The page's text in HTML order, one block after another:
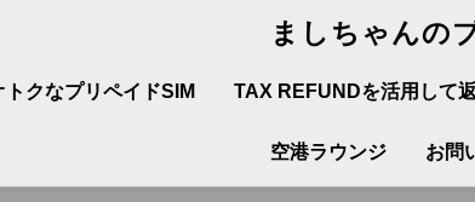
ましちゃんの
クなプリペイドSIM TAX REFUNDを活用して
空港ラウンジ お問